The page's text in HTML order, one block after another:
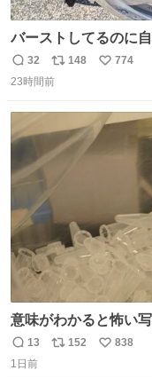
バーストしてるのに
したならその場で動
ードサービス付いてて金
装ダメージ、ABSセ
ゃってます…
返
信
32
リ
ポ
数
148
い
数
774
23時間前
意味がわかると怖い
返
信
13
リ
152
い
838
1日前